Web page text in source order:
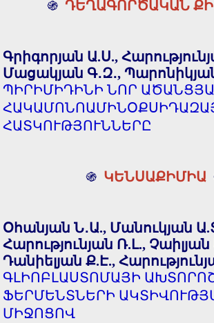
֍ ԴԵՂԱԳՈՐԾԱԿԱՆ
Գրիգորյան Ա.Ս.,
Մացակյան Գ․Զ․,
ՊԻՐԻՄԻԴԻՆԻ ՆՈՐ
ՀԱՏԿՈՒԹՅՈՒՆՆԵՐԸ
֍ ԿԵՆՍԱՔԻՄԻԱ
Օհանյան Ն․Ա., Մանուկյան
Հարությունյան Ռ.Լ., Չաիլյան
Դանիելյան Ք.Է.,
ԳԼԻՈԲԼԱՍՏՈՄԱՅԻ
ՖԵՐՄԵՆՏՆԵՐԻ
ՄԻՋՈՑՈՎ